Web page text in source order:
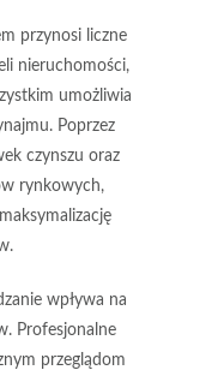
przynosi liczne
nieruchomości,
umożliwia
. Poprzez
czynszu oraz
rynkowych,
wpływa na
Profesjonalne
przeglądom